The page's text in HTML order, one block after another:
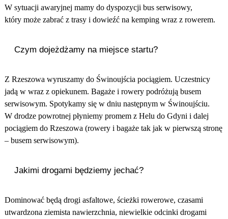
W sytuacji awaryjnej mamy do dyspozycji bus serwisowy,
który może zabrać z trasy i dowieźć na kemping wraz z rowerem.
Czym dojeżdżamy na miejsce startu?
Z Rzeszowa wyruszamy do Świnoujścia pociągiem. Uczestnicy
jadą w wraz z opiekunem. Bagaże i rowery podróżują busem
serwisowym. Spotykamy się w dniu następnym w Świnoujściu.
W drodze powrotnej płyniemy promem z Helu do Gdyni i dalej
pociągiem do Rzeszowa (rowery i bagaże tak jak w pierwszą stronę
– busem serwisowym).
Jakimi drogami będziemy jechać?
Dominować będą drogi asfaltowe, ścieżki rowerowe, czasami
utwardzona ziemista nawierzchnia, niewielkie odcinki drogami